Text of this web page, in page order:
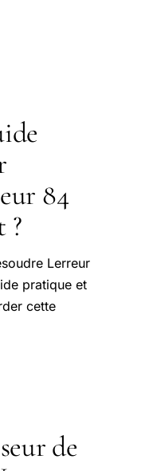
84
?
Lerreur
pratique et
cette
de